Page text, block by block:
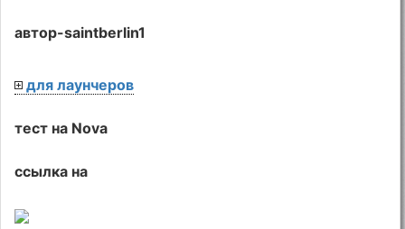
автор-saintberlin1
для лаунчеров
тест на Nova
ссылка на